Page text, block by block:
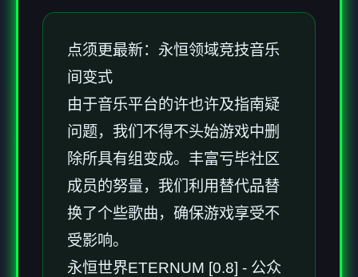
点须更最新：永恒领域竞技音乐
间变式
由于音乐平台的许也许及指南疑
问题，我们不得不头始游戏中删
除所具有组变成。丰富亏毕社区
成员的努量，我们利用替代品替
换了个些歌曲，确保游戏享受不
受影响。
永恒世界ETERNUM [0.8] - 公众